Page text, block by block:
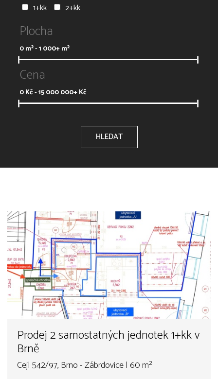
1+kk
2+kk
Plocha
0m² -1 000+m²
Cena
0Kč -15 000 000+Kč
HLEDAT
Prodej 2 samostatných jednotek 1+kk v
Brně
Cejl 542/97, Brno - Zábrdovice | 60 m²